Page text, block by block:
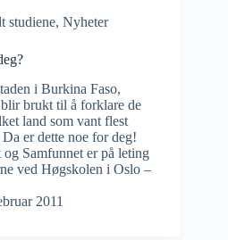
studiene, Nyheter
i Burkina Faso,
brukt til å forklare de
land som vant flest
er dette noe for deg!
Samfunnet er på leting
ved Høgskolen i Oslo –
2011